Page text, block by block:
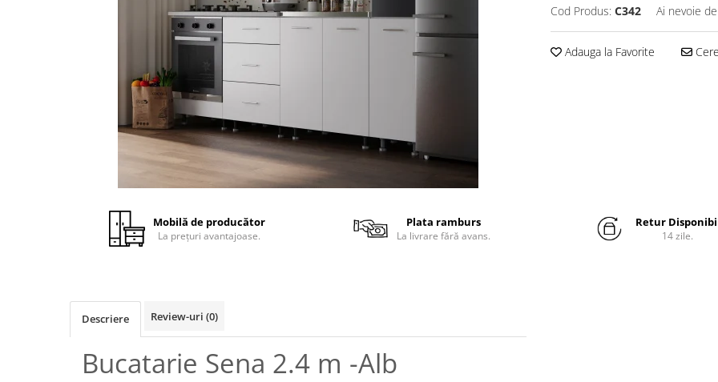
Cod Produs: C342 Ai nevoie
Adauga la Favorite
Mobilă de producător
La prețuri avantajoase.
Plata ramburs
La livrare fără avans.
Retur
14 zile.
Descriere Review-uri (0)
Bucatarie Sena 2.4 m -Alb